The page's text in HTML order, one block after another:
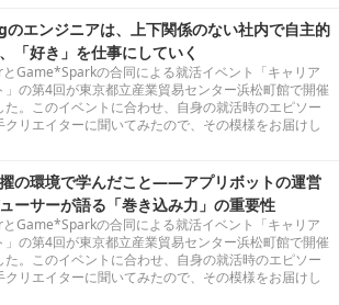
エンジニアは、上下関係のない社内で自主的
「好き」を仕事にしていく
Game*Sparkの合同による就活イベント「キャリア
」の第4回が東京都立産業貿易センター浜松町館で開催
た。このイベントに合わせ、自身の就活時のエピソー
クリエイターに聞いてみたので、その模様をお届けし
の環境で学んだこと――アプリボットの運営
ーサーが語る「巻き込み力」の重要性
Game*Sparkの合同による就活イベント「キャリア
」の第4回が東京都立産業貿易センター浜松町館で開催
た。このイベントに合わせ、自身の就活時のエピソー
クリエイターに聞いてみたので、その模様をお届けし